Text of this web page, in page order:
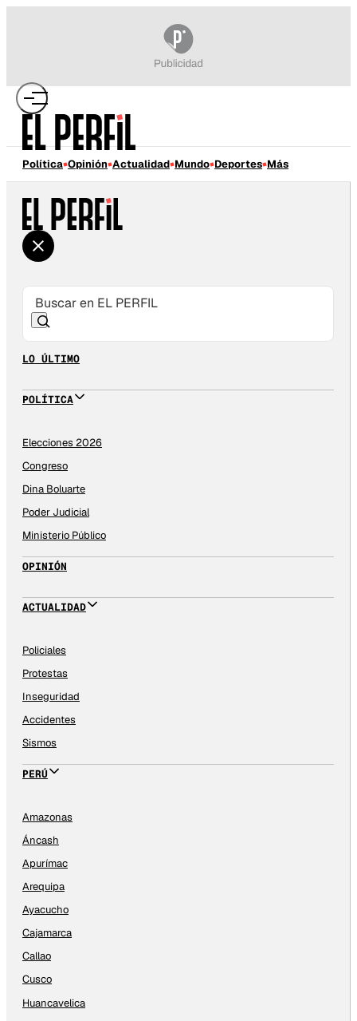
Política Opinión Actualidad Mundo Deportes Más
LO ÚLTIMO
POLÍTICA
Elecciones 2026
Congreso
Dina Boluarte
Poder Judicial
Ministerio Público
OPINIÓN
ACTUALIDAD
Policiales
Protestas
Inseguridad
Accidentes
Sismos
PERÚ
Amazonas
Áncash
Apurímac
Arequipa
Ayacucho
Cajamarca
Callao
Cusco
Huancavelica